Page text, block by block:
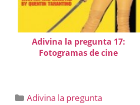
Adivina la pregunta 17:
Fotogramas de cine
Categorías
Adivina la pregunta